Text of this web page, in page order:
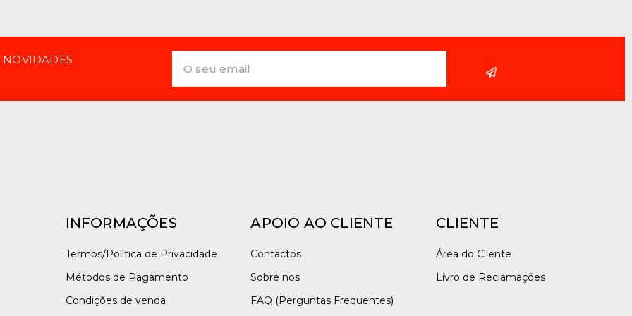
NOVIDADES
INFORMAÇÕES
Termos/Política de Privacidade
Métodos de Pagamento
Condições de venda
APOIO AO CLIENTE
Contactos
Sobre nos
FAQ (Perguntas Frequentes)
CLIENTE
Área do Cliente
Livro de Reclamações